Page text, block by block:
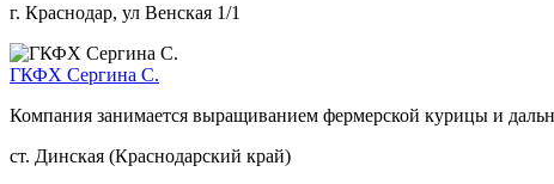
г. Краснодар, ул Венская 1/1
ГКФХ Сергина С.
Компания занимается выращиванием фермерской курицы и
ст. Динская (Краснодарский край)